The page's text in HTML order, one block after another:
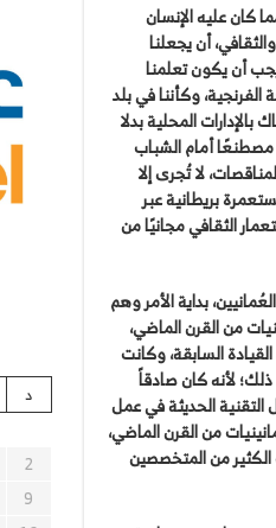
كان عليه الإنسان
أن يجعلنا
أن يكون تعلمنا
الفرنجية، وكأننا في بلد
بالإدارات المحلية بدلا
مصطنعًا أمام الشباب
لا تُجرى إلا
بريطانية عبر
الثقافي مجانيًا من
بداية الأمر وهم
من القرن الماضي،
السابقة، وكانت
لأنه كان صادقاً
الحديثة في عمل
من القرن الماضي،
من المتخصصين
د
2
9